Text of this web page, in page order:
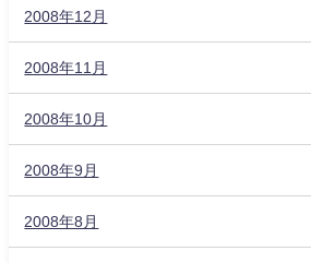
2008年12月
2008年11月
2008年10月
2008年9月
2008年8月